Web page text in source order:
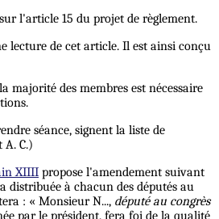
l'article 15 du projet de règlement.
lecture de cet article. Il est ainsi conçu
majorité des membres est nécessaire
séance, signent la liste de
A. C.)
XIIII propose l'amendement suivant
distribuée à chacun des députés au
: « Monsieur N..., député au congrès
par le président, fera foi de la qualité